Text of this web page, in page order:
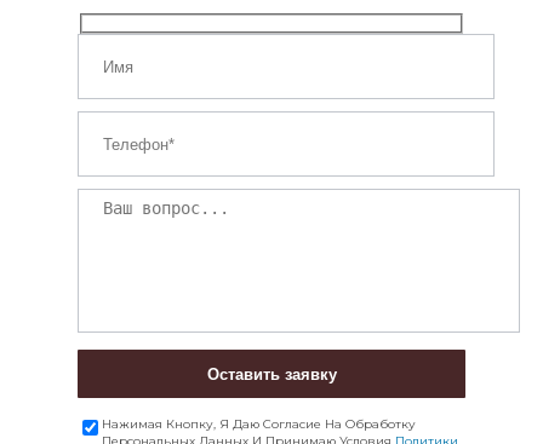
Оставить заявку
Нажимая Кнопку, Я Даю Согласие На Обработку